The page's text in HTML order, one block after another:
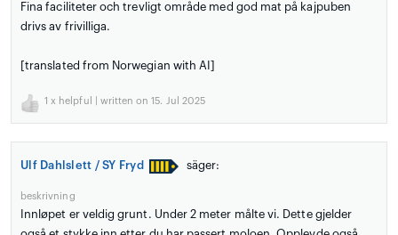
Fina faciliteter och trevligt område med god mat på kajpuben
drivs av frivilliga.
[translated from Norwegian with AI]
1 x helpful | written on 15. Jul 2025
Ulf Dahlslett / SY Fryd säger:
beskrivning
Innløpet er veldig grunt. Under 2 meter målte vi. Dette gjelder